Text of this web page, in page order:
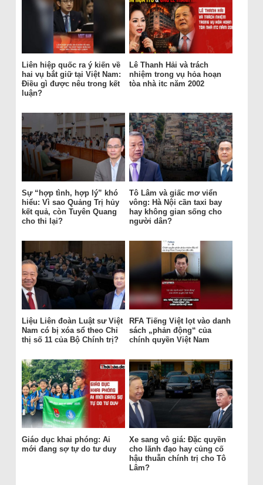
Liên hiệp quốc ra ý kiến về
hai vụ bắt giữ tại Việt Nam:
Điều gì được nêu trong kết
luận?
Lê Thanh Hải và trách
nhiệm trong vụ hỏa hoạn
tòa nhà itc năm 2002
Sự “hợp tình, hợp lý” khó
hiểu: Vì sao Quảng Trị hủy
kết quả, còn Tuyên Quang
cho thi lại?
Tô Lâm và giấc mơ viển
vông: Hà Nội cần taxi bay
hay không gian sống cho
người dân?
Liệu Liên đoàn Luật sư Việt
Nam có bị xóa sổ theo Chỉ
thị số 11 của Bộ Chính trị?
RFA Tiếng Việt lọt vào danh
sách „phản động“ của
chính quyền Việt Nam
Giáo dục khai phóng: Ai
mới đang sợ tự do tư duy
Xe sang vô giá: Đặc quyền
cho lãnh đạo hay củng cố
hậu thuẫn chính trị cho Tô
Lâm?